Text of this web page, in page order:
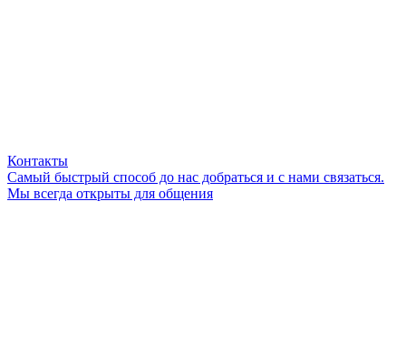
Контакты
Самый быстрый способ до нас добраться и с нами связаться.
Мы всегда открыты для общения